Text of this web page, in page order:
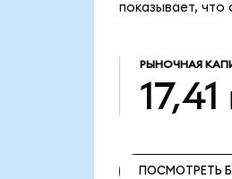
показывает, что
РЫНОЧНАЯ
ПОСМОТРЕТЬ